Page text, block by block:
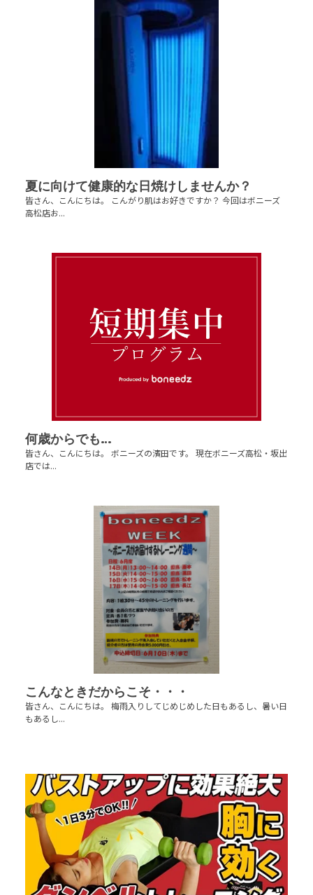
夏に向けて健康的な日焼けしませんか？
皆さん、こんにちは。 こんがり肌はお好きですか？ 今回はボニーズ
高松店お...
何歳からでも…
皆さん、こんにちは。 ボニーズの濱田です。 現在ボニーズ高松・坂出
店では...
こんなときだからこそ・・・
皆さん、こんにちは。 梅雨入りしてじめじめした日もあるし、暑い日
もあるし...